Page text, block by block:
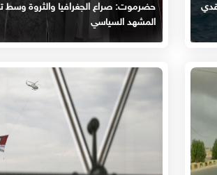
حضرموت: صراع الجغرافيا والثروة وسط
المشهد السياسي